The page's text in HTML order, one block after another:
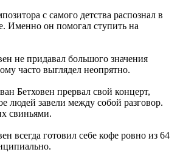
с самого детства распознал в
Именно он помогал ступить на
не придавал большого значения
часто выглядел неопрятно.
Бетховен прервал свой концерт,
людей завели между собой разговор.
свиньями.
всегда готовил себе кофе ровно из 64